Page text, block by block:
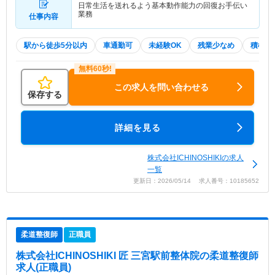
仕事内容
日常生活を送れるよう基本動作能力の回復お手伝い
業務
駅から徒歩5分以内 車通勤可 未経験OK 残業少なめ 積極採
保存する
この求人を問い合わせる
詳細を見る
株式会社ICHINOSHIKIの求人
一覧
更新日：2026/05/14 求人番号：10185652
柔道整復師 正職員
株式会社ICHINOSHIKI 匠 三宮駅前整体院の柔道整復師
求人(正職員)